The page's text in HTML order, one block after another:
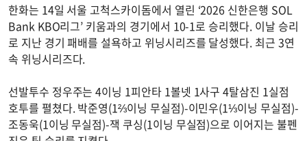
한화는 14일 서울 고척스카이돔에서 열린 ‘2026 신한은행 SOL
Bank KBO리그’ 키움과의 경기에서 10-1로 승리했다. 이날 승리
로 지난 경기 패배를 설욕하고 위닝시리즈를 달성했다. 최근 3연
속 위닝시리즈다.
선발투수 정우주는 4이닝 1피안타 1볼넷 1사구 4탈삼진 1실점
호투를 펼쳤다. 박준영(1⅔이닝 무실점)-이민우(1⅓이닝 무실점)-
조동욱(1이닝 무실점)-잭 쿠싱(1이닝 무실점)으로 이어지는 불펜